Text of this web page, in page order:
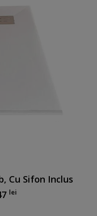
Cu Sifon Inclus
lei